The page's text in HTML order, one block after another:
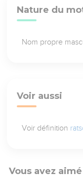
Nature du
Nom propre
Voir aussi
Voir définition
Vous avez